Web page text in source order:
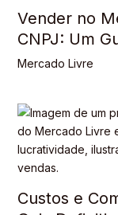
Vender no
CNPJ: Um
Mercado Livre
Custos e